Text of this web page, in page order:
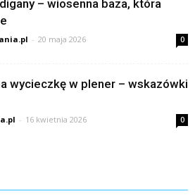
– wiosenna baza, która
- 20 maja 2026 0
wycieczkę w plener – wskazówki
- 16 kwietnia 2026 0